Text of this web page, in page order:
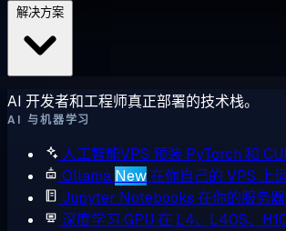
AI 开发者和工程师真正部署的技术栈。
AI 与机器学习
人工智能VPS 预装 PyTorch 和
Ollama New在你自己的 VPS 上
Jupyter Notebooks 在你的服务
深度学习 GPU 在 L4、L40S、